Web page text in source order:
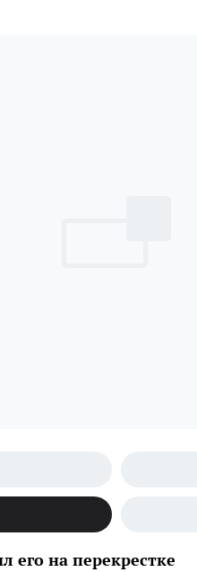
его на перекрестке